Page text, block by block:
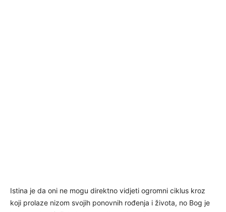
Istina je da oni ne mogu direktno vidjeti ogromni ciklus kroz
koji prolaze nizom svojih ponovnih rođenja i života, no Bog je